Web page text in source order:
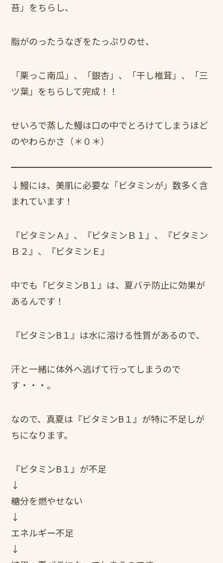
苔」をちらし、
脂がのったうなぎをたっぷりのせ、
「栗っこ南瓜」、「銀杏」、「干し椎茸」、「三
ツ葉」をちらして完成！！
せいろで蒸した鰻は口の中でとろけてしまうほど
のやわらかさ（＊０＊）
↓鰻には、美肌に必要な「ビタミンが」数多く含
まれています！
『ビタミンＡ』、『ビタミンＢ１』、『ビタミン
Ｂ２』、『ビタミンＥ』
中でも『ビタミンB１』は、夏バテ防止に効果が
あるんです！
『ビタミンB１』は水に溶ける性質があるので、
汗と一緒に体外へ逃げて行ってしまうので
す・・・。
なので、真夏は『ビタミンB１』が特に不足しが
ちになります。
『ビタミンB１』が不足
↓
糖分を燃やせない
↓
エネルギー不足
↓